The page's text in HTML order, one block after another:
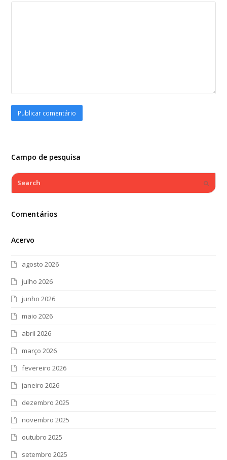
Campo de pesquisa
Search
Comentários
Acervo
agosto 2026
julho 2026
junho 2026
maio 2026
abril 2026
março 2026
fevereiro 2026
janeiro 2026
dezembro 2025
novembro 2025
outubro 2025
setembro 2025